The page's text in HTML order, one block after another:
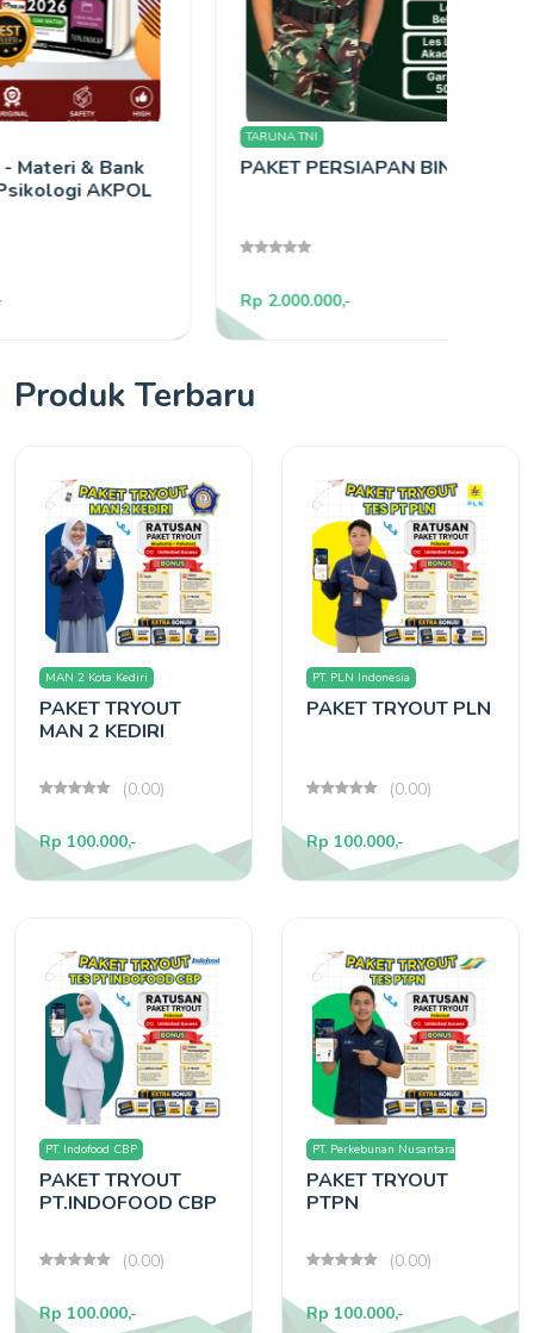
PAKET PERSIAPAN BINTARA TNI
Produk Terbaru
MAN 2 Kota Kediri
PAKET TRYOUT
MAN 2 KEDIRI
(0.00)
Rp 100.000,-
PT. PLN Indonesia
PAKET TRYOUT PLN
(0.00)
Rp 100.000,-
PT. Indofood CBP
PAKET TRYOUT
PT.INDOFOOD CBP
(0.00)
Rp 100.000,-
PT. Perkebunan Nusantara
(PTPN)
PAKET TRYOUT
PTPN
(0.00)
Rp 100.000,-